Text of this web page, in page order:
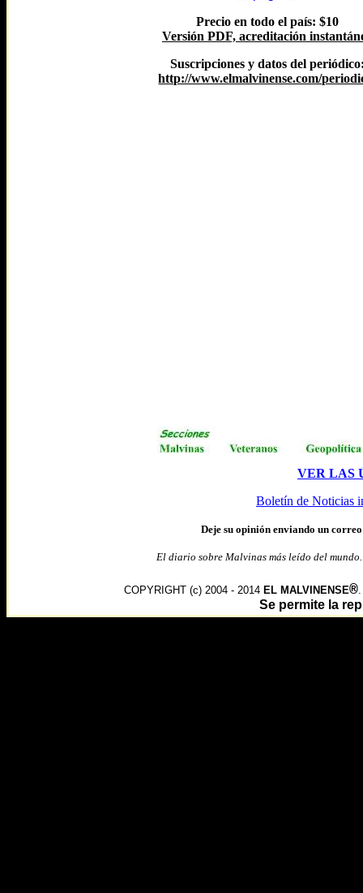
Precio en todo el país: $10
Versión PDF, acreditación
Suscripciones y datos del
http://www.elmalvinense.com/
VER LAS
Boletín de Noticias
Dejesu opinión enviando un
El diario sobre Malvinas más leído del mundo
COPYRIGHT (c) 2004 - 2014 EL MALVINENSE®
Se permite la